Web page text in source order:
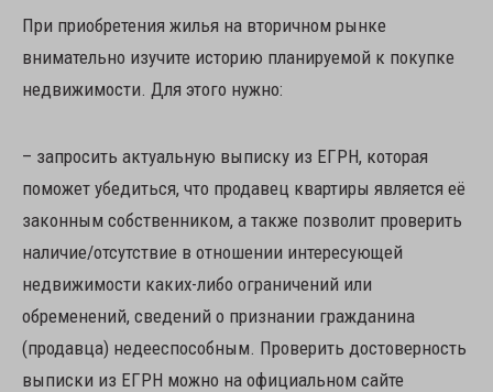
При приобретения жилья на вторичном рынке
внимательно изучите историю планируемой к покупке
недвижимости. Для этого нужно:
– запросить актуальную выписку из ЕГРН, которая
поможет убедиться, что продавец квартиры является её
законным собственником, а также позволит проверить
наличие/отсутствие в отношении интересующей
недвижимости каких-либо ограничений или
обременений, сведений о признании гражданина
(продавца) недееспособным. Проверить достоверность
выписки из ЕГРН можно на официальном сайте